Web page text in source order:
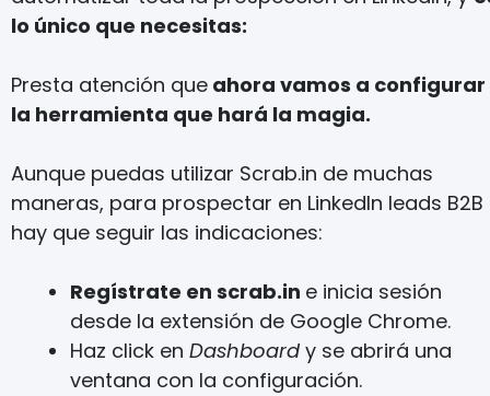
lo único que necesitas:
Presta atención que ahora vamos a configurar
la herramienta que hará la magia.
Aunque puedas utilizar Scrab.in de muchas
maneras, para prospectar en LinkedIn leads B2B
hay que seguir las indicaciones:
Regístrate en scrab.in e inicia sesión
desde la extensión de Google Chrome.
Haz click en Dashboardy se abrirá una
ventana con la configuración.